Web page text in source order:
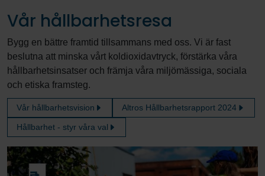
Vår hållbarhetsresa
Bygg en bättre framtid tillsammans med oss. Vi är fast
beslutna att minska vårt koldioxidavtryck, förstärka våra
hållbarhetsinsatser och främja våra miljömässiga, sociala
och etiska framsteg.
Vår hållbarhetsvision Altros Hållbarhetsrapport 2024
Hållbarhet - styr våra val